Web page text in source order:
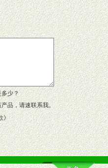
作手册、专柜咨询手册等各种市
多少？
品，请速联系我。
》